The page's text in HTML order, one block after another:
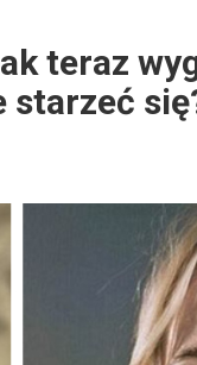
teraz
starzeć